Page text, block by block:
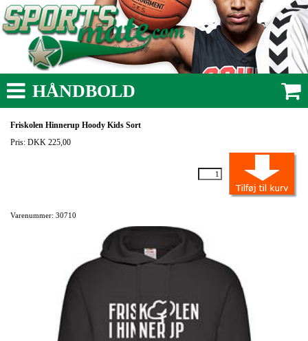
HÅNDBOLD
Friskolen Hinnerup Hoody Kids Sort
Pris: DKK 225,00
Varenummer: 30710